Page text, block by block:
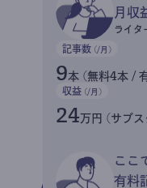
月収
ライタ
記事数 (/月)
9本 (無料4本 /
収益 (/月)
24万円 (サブ
ここ
有料